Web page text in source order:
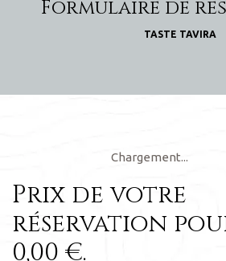
Formulaire de
TASTE TAVIRA
Chargement...
Prix de votre
réservation
0,00 €.